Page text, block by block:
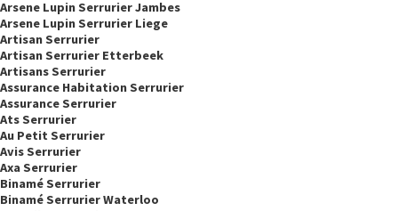
Arsene Lupin Serrurier Jambes
Arsene Lupin Serrurier Liege
Artisan Serrurier
Artisan Serrurier Etterbeek
Artisans Serrurier
Assurance Habitation Serrurier
Assurance Serrurier
Ats Serrurier
Au Petit Serrurier
Avis Serrurier
Axa Serrurier
Binamé Serrurier
Binamé Serrurier Waterloo